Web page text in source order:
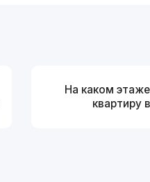
На каком
квартиру